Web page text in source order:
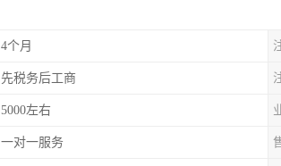
4个月
先税务后工商
5000左右
一对一服务